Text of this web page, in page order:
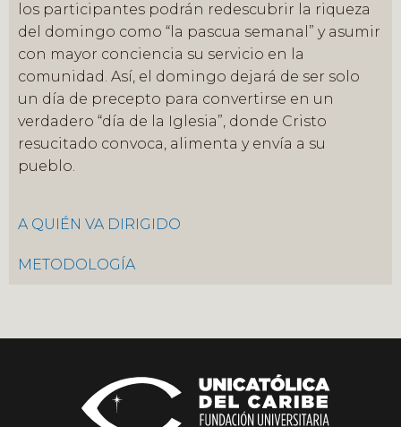
los participantes podrán redescubrir la riqueza
del domingo como “la pascua semanal” y asumir
con mayor conciencia su servicio en la
comunidad. Así, el domingo dejará de ser solo
un día de precepto para convertirse en un
verdadero “día de la Iglesia”, donde Cristo
resucitado convoca, alimenta y envía a su
pueblo.
A QUIÉN VA DIRIGIDO
METODOLOGÍA